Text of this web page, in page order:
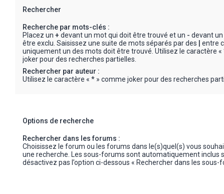
Rechercher
Recherche par mots-clés :
Placez un + devant un mot qui doit être trouvé et un - devant
être exclu. Saisissez une suite de mots séparés par des
entre
uniquement un des mots doit être trouvé. Utilisez le caractère «
joker pour des recherches partielles.
Rechercher par auteur :
Utilisez le caractère « * » comme joker pour des recherches
Options de recherche
Rechercher dans les forums :
Choisissez le forum ou les forums dans le(s)quel(s) vous
une recherche. Les sous-forums sont automatiquement inclus
désactivez pas l’option ci-dessous « Rechercher dans les sous-